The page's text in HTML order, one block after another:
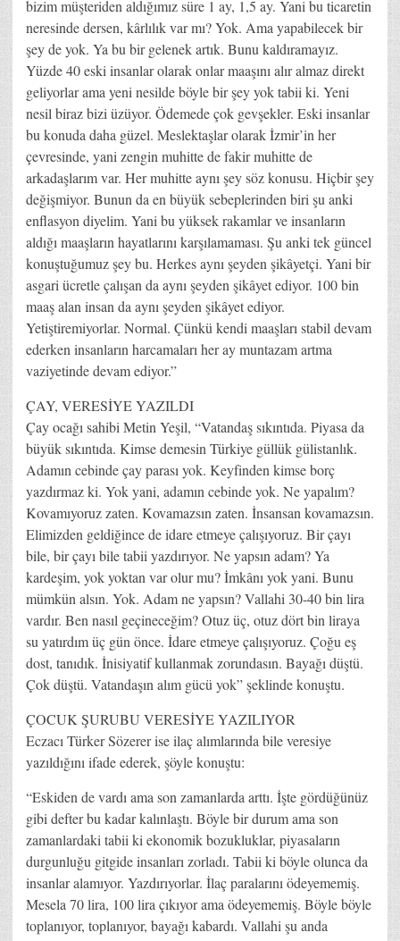
bizim müşteriden aldığımız süre 1 ay, 1,5 ay. Yani bu ticaretin
neresinde dersen, kârlılık var mı? Yok. Ama yapabilecek bir
şey de yok. Ya bu bir gelenek artık. Bunu kaldıramayız.
Yüzde 40 eski insanlar olarak onlar maaşını alır almaz direkt
geliyorlar ama yeni nesilde böyle bir şey yok tabii ki. Yeni
nesil biraz bizi üzüyor. Ödemede çok gevşekler. Eski insanlar
bu konuda daha güzel. Meslektaşlar olarak İzmir’in her
çevresinde, yani zengin muhitte de fakir muhitte de
arkadaşlarım var. Her muhitte aynı şey söz konusu. Hiçbir şey
değişmiyor. Bunun da en büyük sebeplerinden biri şu anki
enflasyon diyelim. Yani bu yüksek rakamlar ve insanların
aldığı maaşların hayatlarını karşılamaması. Şu anki tek güncel
konuştuğumuz şey bu. Herkes aynı şeyden şikâyetçi. Yani bir
asgari ücretle çalışan da aynı şeyden şikâyet ediyor. 100 bin
maaş alan insan da aynı şeyden şikâyet ediyor.
Yetiştiremiyorlar. Normal. Çünkü kendi maaşları stabil devam
ederken insanların harcamaları her ay muntazam artma
vaziyetinde devam ediyor.”
ÇAY, VERESİYE YAZILDI
Çay ocağı sahibi Metin Yeşil, “Vatandaş sıkıntıda. Piyasa da
büyük sıkıntıda. Kimse demesin Türkiye güllük gülistanlık.
Adamın cebinde çay parası yok. Keyfinden kimse borç
yazdırmaz ki. Yok yani, adamın cebinde yok. Ne yapalım?
Kovamıyoruz zaten. Kovamazsın zaten. İnsansan kovamazsın.
Elimizden geldiğince de idare etmeye çalışıyoruz. Bir çayı
bile, bir çayı bile tabii yazdırıyor. Ne yapsın adam? Ya
kardeşim, yok yoktan var olur mu? İmkânı yok yani. Bunu
mümkün alsın. Yok. Adam ne yapsın? Vallahi 30-40 bin lira
vardır. Ben nasıl geçineceğim? Otuz üç, otuz dört bin liraya
su yatırdım üç gün önce. İdare etmeye çalışıyoruz. Çoğu eş
dost, tanıdık. İnisiyatif kullanmak zorundasın. Bayağı düştü.
Çok düştü. Vatandaşın alım gücü yok” şeklinde konuştu.
ÇOCUK ŞURUBU VERESİYE YAZILIYOR
Eczacı Türker Sözerer ise ilaç alımlarında bile veresiye
yazıldığını ifade ederek, şöyle konuştu:
“Eskiden de vardı ama son zamanlarda arttı. İşte gördüğünüz
gibi defter bu kadar kalınlaştı. Böyle bir durum ama son
zamanlardaki tabii ki ekonomik bozukluklar, piyasaların
durgunluğu gitgide insanları zorladı. Tabii ki böyle olunca da
insanlar alamıyor. Yazdırıyorlar. İlaç paralarını ödeyememiş.
Mesela 70 lira, 100 lira çıkıyor ama ödeyememiş. Böyle böyle
toplanıyor, toplanıyor, bayağı kabardı. Vallahi şu anda